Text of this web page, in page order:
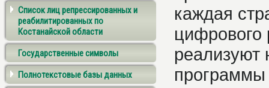
Список лиц репрессированных и
реабилитированных по
Костанайской области
Государственные символы
Полнотекстовые базы данных
каждая
цифрового
реализуют